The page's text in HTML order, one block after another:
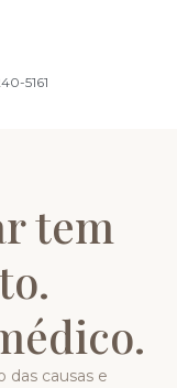
5161
tem
das causas e